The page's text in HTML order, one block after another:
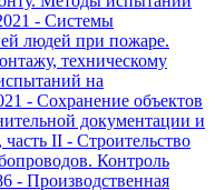
- Системы
людей при пожаре.
техническому
на
- Сохранение объектов
документации и
II - Строительство
Контроль
- Производственная